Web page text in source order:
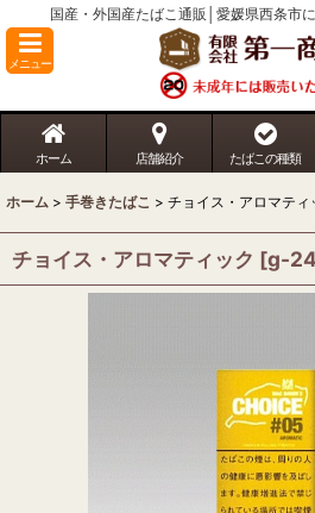
国産・外国産たばこ通販│愛媛県西条市
メニュー
ホーム 店舗紹介 たばこの種類
ホーム > 手巻きたばこ > チョイス・アロマティ
チョイス・アロマティック [g-